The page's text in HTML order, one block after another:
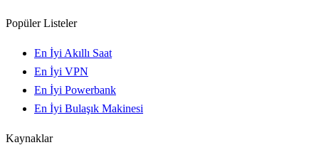
Popüler Listeler
En İyi Akıllı Saat
En İyi VPN
En İyi Powerbank
En İyi Bulaşık Makinesi
Kaynaklar